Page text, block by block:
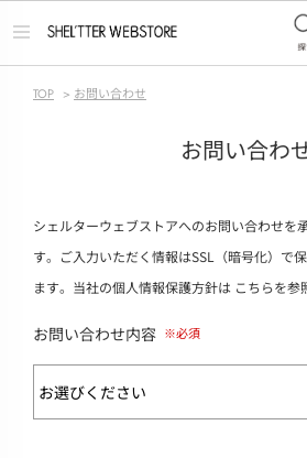
メ
TOP > お問い合わせ
お問い合わ
シェルターウェブストアへのお問い合わせを
す。ご入力いただく情報はSSL（暗号化）で
ます。当社の個人情報保護方針は こちらを参
お問い合わせ内容